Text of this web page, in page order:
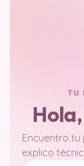
TU
Encuentro
explico